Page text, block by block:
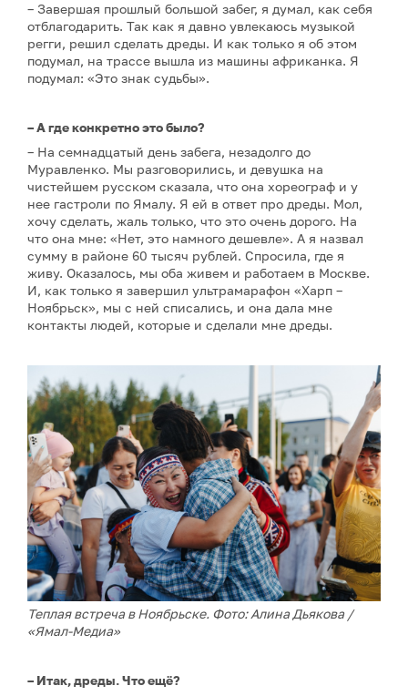
– Завершая прошлый большой забег, я думал, как себя
отблагодарить. Так как я давно увлекаюсь музыкой
регги, решил сделать дреды. И как только я об этом
подумал, на трассе вышла из машины африканка. Я
подумал: «Это знак судьбы».
– А где конкретно это было?
– На семнадцатый день забега, незадолго до
Муравленко. Мы разговорились, и девушка на
чистейшем русском сказала, что она хореограф и у
нее гастроли по Ямалу. Я ей в ответ про дреды. Мол,
хочу сделать, жаль только, что это очень дорого. На
что она мне: «Нет, это намного дешевле». А я назвал
сумму в районе 60 тысяч рублей. Спросила, где я
живу. Оказалось, мы оба живем и работаем в Москве.
И, как только я завершил ультрамарафон «Харп –
Ноябрьск», мы с ней списались, и она дала мне
контакты людей, которые и сделали мне дреды.
Теплая встреча в Ноябрьске. Фото: Алина Дьякова /
«Ямал-Медиа»
– Итак, дреды. Что ещё?